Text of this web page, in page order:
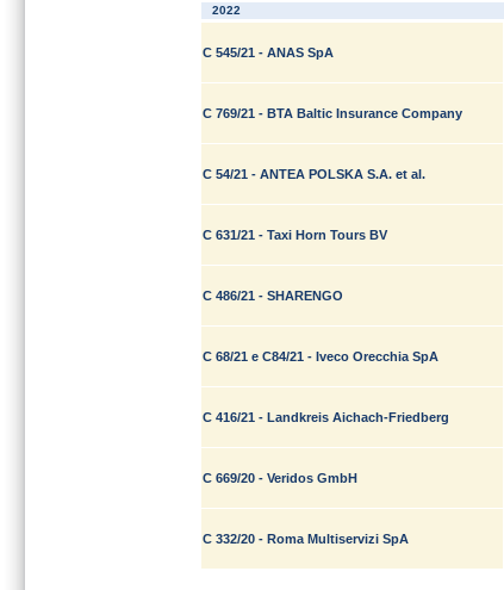
2022
C 545/21 - ANAS SpA
C 769/21 - BTA Baltic Insurance Company
C 54/21 - ANTEA POLSKA S.A. et al.
C 631/21 - Taxi Horn Tours BV
C 486/21 - SHARENGO
C 68/21 e C84/21 - Iveco Orecchia SpA
C 416/21 - Landkreis Aichach-Friedberg
C 669/20 - Veridos GmbH
C 332/20 - Roma Multiservizi SpA